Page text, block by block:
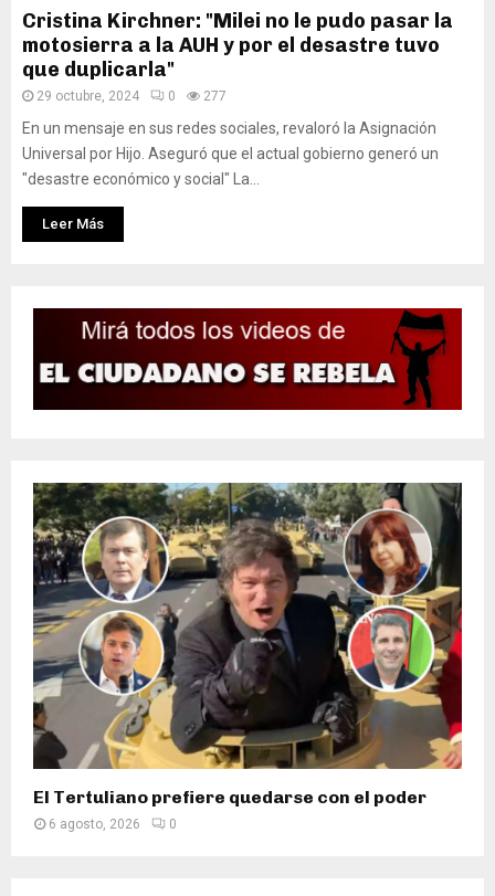
Cristina Kirchner: "Milei no le pudo pasar la
motosierra a la AUH y por el desastre tuvo
que duplicarla"
29 octubre, 2024 0 277
En un mensaje en sus redes sociales, revaloró la Asignación
Universal por Hijo. Aseguró que el actual gobierno generó un
"desastre económico y social" La...
Leer Más
El Tertuliano prefiere quedarse con el poder
6 agosto, 2026 0